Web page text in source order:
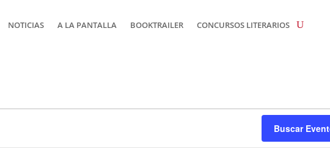
NOTICIAS A LA PANTALLA BOOKTRAILER CONCURSOS LITERARIOS
Buscar